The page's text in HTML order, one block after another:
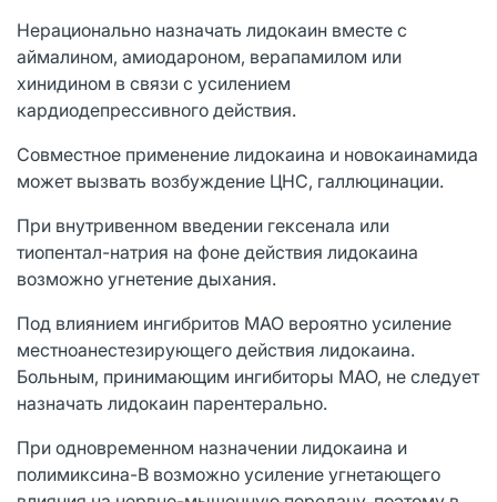
Нерационально назначать лидокаин вместе с
аймалином, амиодароном, верапамилом или
хинидином в связи с усилением
кардиодепрессивного действия.
Совместное применение лидокаина и новокаинамида
может вызвать возбуждение ЦНС, галлюцинации.
При внутривенном введении гексенала или
тиопентал-натрия на фоне действия лидокаина
возможно угнетение дыхания.
Под влиянием ингибритов МАО вероятно усиление
местноанестезирующего действия лидокаина.
Больным, принимающим ингибиторы МАО, не следует
назначать лидокаин парентерально.
При одновременном назначении лидокаина и
полимиксина-В возможно усиление угнетающего